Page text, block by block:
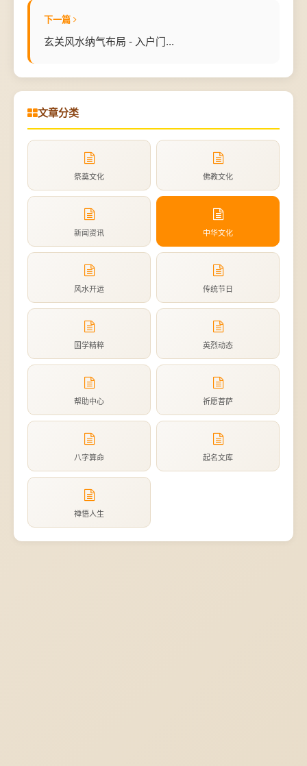
下一篇
玄关风水纳气布局 - 入户门...
文章分类
祭奠文化 佛教文化
新闻资讯 中华文化
风水开运 传统节日
国学精粹 英烈动态
帮助中心 祈愿菩萨
八字算命 起名文库
禅悟人生